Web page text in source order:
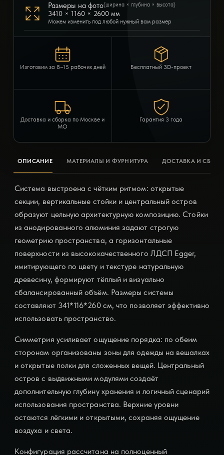
Размеры на фото(ширина × глубина × высота)
3410 × 1160 × 2600 мм
Можем изменить под любой нужный вам размер
Изготовим за 8–15 рабочих дней Бесплатный 3D-проект
Доставка и сборка по Москве и
МО
Гарантия 3 года
ОПИСАНИЕ МАТЕРИАЛЫ И ФУРНИТУРА ДОСТАВКА И
Система выстроена с чётким ритмом: открытые
секции, вертикальные стойки и центральный остров
образуют цельную архитектурную композицию. Стойки
из анодированного алюминия задают строгую
геометрию пространства, а горизонтальные
поверхности из высококачественного ЛДСП Egger,
имитирующего по цвету и текстуре натуральную
древесину, формируют тёплый и визуально
сбалансированный объём. Размеры системы
составляют 341*116*260 см, что позволяет эффективно
использовать пространство.
Симметрия усиливает ощущение порядка: по обеим
сторонам организованы зоны для одежды на вешалках
и открытые полки для сложенных вещей. Центральный
остров с выдвижными модулями создаёт
дополнительную глубину хранения и логичный сценарий
использования пространства. Верхние уровни
остаются лёгкими и открытыми, сохраняя ощущение
воздуха и света.
Конфигурация рассчитана на полноценный